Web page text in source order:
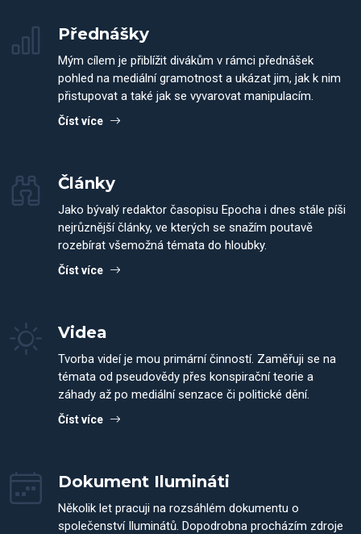
Přednášky
Mým cílem je přiblížit divákům v rámci přednášek
pohled na mediální gramotnost a ukázat jim, jak k nim
přistupovat a také jak se vyvarovat manipulacím.
Číst více
Články
Jako bývalý redaktor časopisu Epocha i dnes stále píši
nejrůznější články, ve kterých se snažím poutavě
rozebírat všemožná témata do hloubky.
Číst více
Videa
Tvorba videí je mou primární činností. Zaměřuji se na
témata od pseudovědy přes konspirační teorie a
záhady až po mediální senzace či politické dění.
Číst více
Dokument Ilumináti
Několik let pracuji na rozsáhlém dokumentu o
společenství Iluminátů. Dopodrobna procházím zdroje